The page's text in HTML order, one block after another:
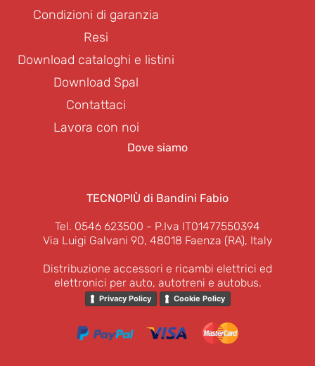
Condizioni di garanzia
Resi
Download cataloghi e listini
Download Spal
Contattaci
Lavora con noi
Dove siamo
TECNOPIÙ di Bandini Fabio
Tel. 0546 623500 - P.Iva IT01477550394
Via Luigi Galvani 90, 48018 Faenza (RA), Italy
Distribuzione accessori e ricambi elettrici ed
elettronici per auto, autotreni e autobus.
Privacy Policy Cookie Policy